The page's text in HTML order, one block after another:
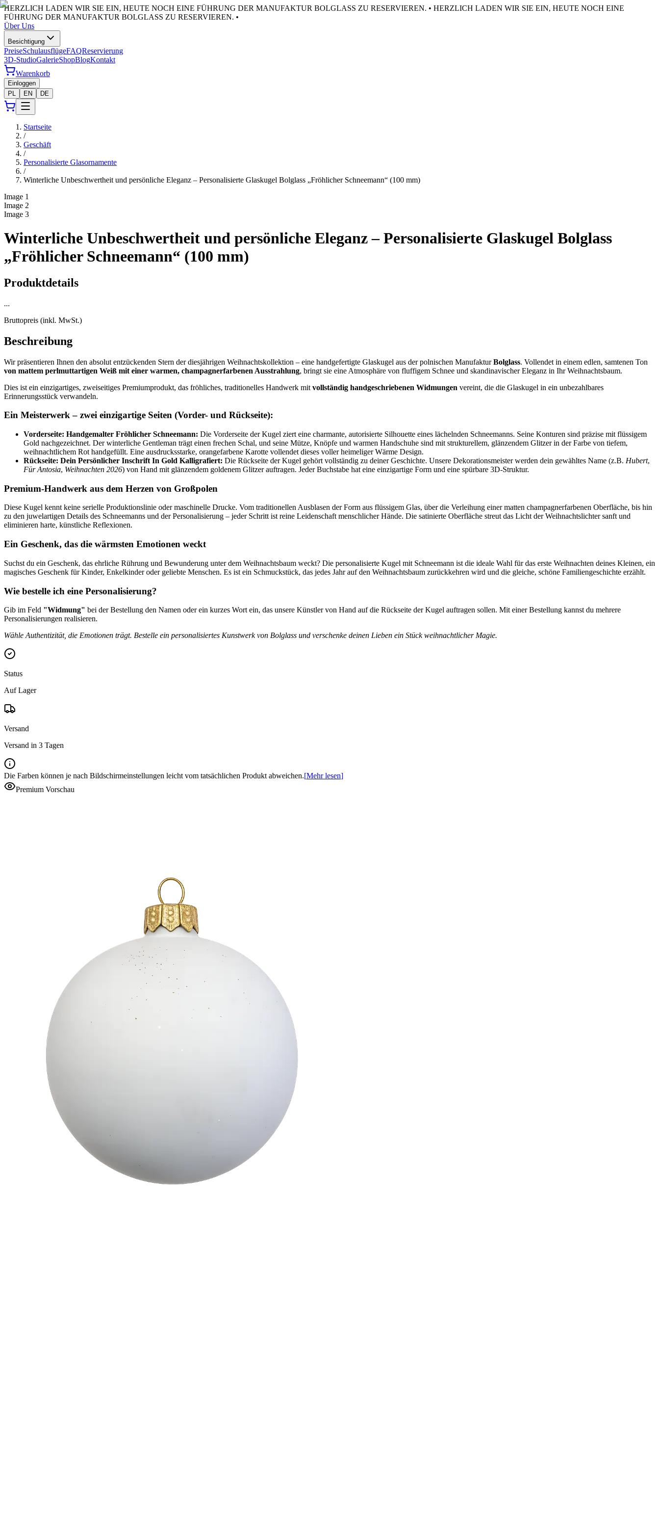
HERZLICH LADEN WIR SIE EIN, HEUTE NOCH EINE FÜHRUNG DER MANUFAKTUR BOLGLASS ZU RESERVIEREN. • HERZLICH LADEN WIR SIE EIN, HEUTE NOCH EINE
FÜHRUNG DER MANUFAKTUR BOLGLASS ZU RESERVIEREN. •
Über Uns
Besichtigung
PreiseSchulausflügeFAQReservierung
3D-StudioGalerieShopBlogKontakt
Warenkorb
Einloggen
PL
EN DE
Startseite
/
Geschäft
/
Personalisierte Glasornamente
/
Winterliche Unbeschwertheit und persönliche Eleganz – Personalisierte Glaskugel Bolglass „Fröhlicher Schneemann“ (100 mm)
Image 1
Image 2
Image 3
Winterliche Unbeschwertheit und persönliche Eleganz – Personalisierte Glaskugel Bolglass
„Fröhlicher Schneemann“ (100 mm)
Produktdetails
...
Bruttopreis (inkl. MwSt.)
Beschreibung
Wir präsentieren Ihnen den absolut entzückenden Stern der diesjährigen Weihnachtskollektion – eine handgefertigte Glaskugel aus der polnischen ManufakturBolglass. Vollendet in einem edlen, samtenen Ton
von mattem perlmuttartigen Weiß mit einer warmen, champagnerfarbenen Ausstrahlung, bringt sie eine Atmosphäre von fluffigem Schnee und skandinavischer Eleganz in Ihr Weihnachtsbaum.
Dies ist ein einzigartiges, zweiseitiges Premiumprodukt, das fröhliches, traditionelles Handwerk mit vollständig handgeschriebenen Widmungen vereint, die die Glaskugel in ein unbezahlbares
Erinnerungsstück verwandeln.
Ein Meisterwerk – zwei einzigartige Seiten (Vorder- und Rückseite):
Vorderseite: Handgemalter Fröhlicher Schneemann: Die Vorderseite der Kugel ziert eine charmante, autorisierte Silhouette eines lächelnden Schneemanns. Seine Konturen sind präzise mit flüssigem
Gold nachgezeichnet. Der winterliche Gentleman trägt einen frechen Schal, und seine Mütze, Knöpfe und warmen Handschuhe sind mit strukturellem, glänzendem Glitzer in der Farbe von tiefem,
weihnachtlichem Rot handgefüllt. Eine ausdrucksstarke, orangefarbene Karotte vollendet dieses voller heimeliger Wärme Design.
Rückseite: Dein Persönlicher Inschrift In Gold Kalligrafiert: Die Rückseite der Kugel gehört vollständig zu deiner Geschichte. Unsere Dekorationsmeister werden dein gewähltes Name (z.B. Hubert,
Für Antosia, Weihnachten 2026) von Hand mit glänzendem goldenem Glitzer auftragen. Jeder Buchstabe hat eine einzigartige Form und eine spürbare 3D-Struktur.
Premium-Handwerk aus dem Herzen von Großpolen
Diese Kugel kennt keine serielle Produktionslinie oder maschinelle Drucke. Vom traditionellen Ausblasen der Form aus flüssigem Glas, über die Verleihung einer matten champagnerfarbenen Oberfläche, bis hin
zu den juwelartigen Details des Schneemanns und der Personalisierung – jeder Schritt ist reine Leidenschaft menschlicher Hände. Die satinierte Oberfläche streut das Licht der Weihnachtslichter sanft und
eliminieren harte, künstliche Reflexionen.
Ein Geschenk, das die wärmsten Emotionen weckt
Suchst du ein Geschenk, das ehrliche Rührung und Bewunderung unter dem Weihnachtsbaum weckt? Die personalisierte Kugel mit Schneemann ist die ideale Wahl für das erste Weihnachten deines Kleinen, ein
magisches Geschenk für Kinder, Enkelkinder oder geliebte Menschen. Es ist ein Schmuckstück, das jedes Jahr auf den Weihnachtsbaum zurückkehren wird und die gleiche, schöne Familiengeschichte erzählt.
Wie bestelle ich eine Personalisierung?
Gib im Feld "Widmung" bei der Bestellung den Namen oder ein kurzes Wort ein, das unsere Künstler von Hand auf die Rückseite der Kugel auftragen sollen. Mit einer Bestellung kannst du mehrere
Personalisierungen realisieren.
Wähle Authentizität, die Emotionen trägt. Bestelle ein personalisiertes Kunstwerk von Bolglass und verschenke deinen Lieben ein Stück weihnachtlicher Magie.
Status
Auf Lager
Versand
Versand in 3 Tagen
Die Farben können je nach Bildschirmeinstellungen leicht vom tatsächlichen Produkt abweichen.[Mehr lesen]
Premium Vorschau